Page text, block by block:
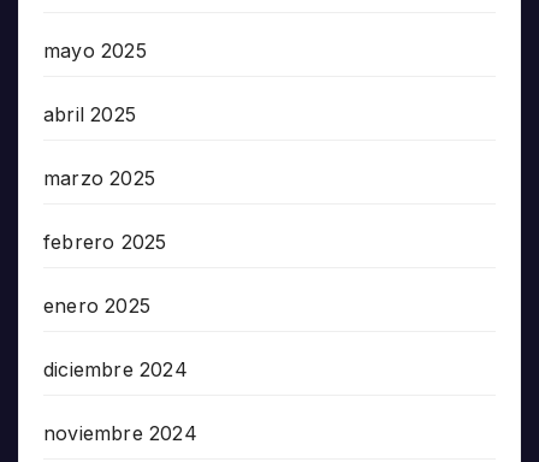
mayo 2025
abril 2025
marzo 2025
febrero 2025
enero 2025
diciembre 2024
noviembre 2024